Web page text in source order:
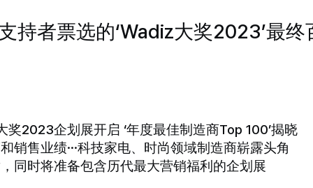
持者票选的‘Wadiz大奖2023’最
2023企划展开启 ‘年度最佳制造商Top 100’揭晓
销售业绩…科技家电、时尚领域制造商崭露头角
同时将准备包含历代最大营销福利的企划展